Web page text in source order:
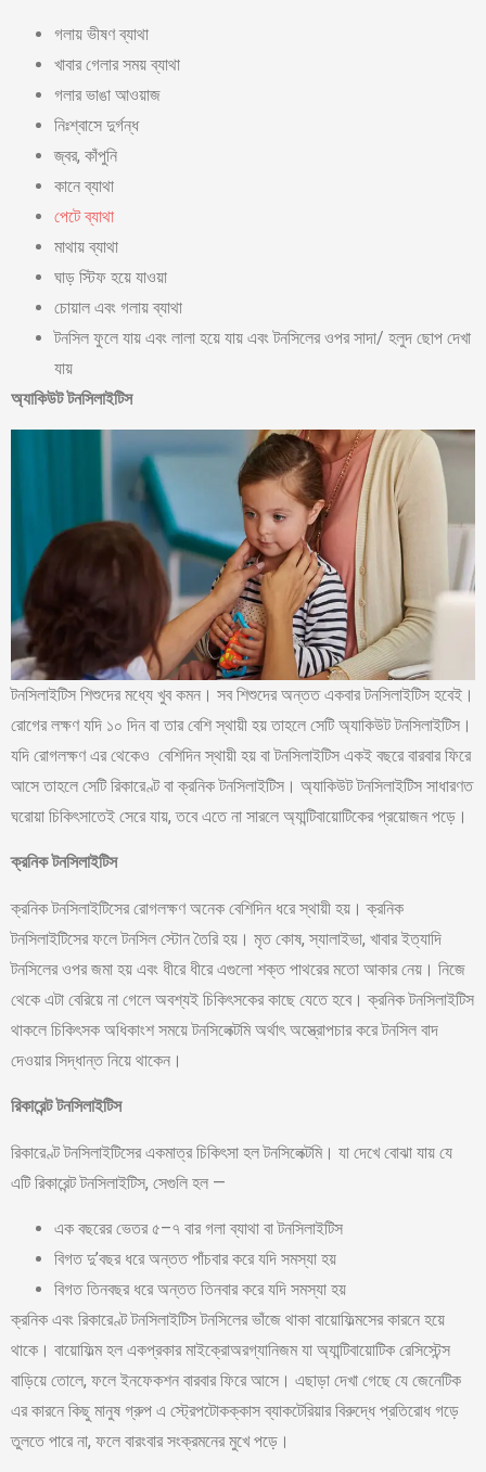
গলায় ভীষণ ব্যাথা
খাবার গেলার সময় ব্যাথা
গলার ভাঙা আওয়াজ
নিঃশ্বাসে দুর্গন্ধ
জ্বর, কাঁপুনি
কানে ব্যাথা
পেটে ব্যাথা
মাথায় ব্যাথা
ঘাড় স্টিফ হয়ে যাওয়া
চোয়াল এবং গলায় ব্যাথা
টনসিল ফুলে যায় এবং লালা হয়ে যায় এবং টনসিলের ওপর সাদা/ হলুদ ছোপ দেখা
যায়
অ্যাকিউট টনসিলাইটিস
টনসিলাইটিস শিশুদের মধ্যে খুব কমন। সব শিশুদের অন্তত একবার টনসিলাইটিস হবেই।
রোগের লক্ষণ যদি ১০ দিন বা তার বেশি স্থায়ী হয় তাহলে সেটি অ্যাকিউট টনসিলাইটিস।
যদি রোগলক্ষণ এর থেকেও বেশিদিন স্থায়ী হয় বা টনসিলাইটিস একই বছরে বারবার ফিরে
আসে তাহলে সেটি রিকারেণ্ট বা ক্রনিক টনসিলাইটিস। অ্যাকিউট টনসিলাইটিস সাধারণত
ঘরোয়া চিকিৎসাতেই সেরে যায়, তবে এতে না সারলে অ্যান্টিবায়োটিকের প্রয়োজন পড়ে।
ক্রনিক টনসিলাইটিস
ক্রনিক টনসিলাইটিসের রোগলক্ষণ অনেক বেশিদিন ধরে স্থায়ী হয়। ক্রনিক
টনসিলাইটিসের ফলে টনসিল স্টোন তৈরি হয়। মৃত কোষ, স্যালাইভা, খাবার ইত্যাদি
টনসিলের ওপর জমা হয় এবং ধীরে ধীরে এগুলো শক্ত পাথরের মতো আকার নেয়। নিজে
থেকে এটা বেরিয়ে না গেলে অবশ্যই চিকিৎসকের কাছে যেতে হবে। ক্রনিক টনসিলাইটিস
থাকলে চিকিৎসক অধিকাংশ সময়ে টনসিলেক্টমি অর্থাৎ অস্ত্রোপচার করে টনসিল বাদ
দেওয়ার সিদ্ধান্ত নিয়ে থাকেন।
রিকারেন্ট টনসিলাইটিস
রিকারেণ্ট টনসিলাইটিসের একমাত্র চিকিৎসা হল টনসিলেক্টমি। যা দেখে বোঝা যায় যে
এটি রিকারেন্ট টনসিলাইটিস, সেগুলি হল —
এক বছরের ভেতর ৫–৭ বার গলা ব্যাথা বা টনসিলাইটিস
বিগত দু’বছর ধরে অন্তত পাঁচবার করে যদি সমস্যা হয়
বিগত তিনবছর ধরে অন্তত তিনবার করে যদি সমস্যা হয়
ক্রনিক এবং রিকারেণ্ট টনসিলাইটিস টনসিলের ভাঁজে থাকা বায়োফিল্মসের কারনে হয়ে
থাকে। বায়োফিল্ম হল একপ্রকার মাইক্রোঅরগ্যানিজম যা অ্যান্টিবায়োটিক রেসিস্টেন্স
বাড়িয়ে তোলে, ফলে ইনফেকশন বারবার ফিরে আসে। এছাড়া দেখা গেছে যে জেনেটিক
এর কারনে কিছু মানুষ গ্রুপ এ স্ট্রেপটোকক্কাস ব্যাকটেরিয়ার বিরুদ্ধে প্রতিরোধ গড়ে
তুলতে পারে না, ফলে বারংবার সংক্রমনের মুখে পড়ে।